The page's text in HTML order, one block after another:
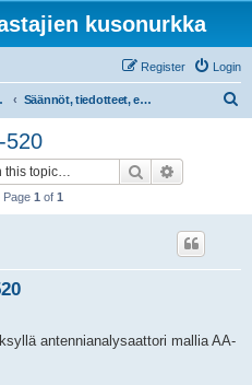
kusonurkka
Login
Register
Säännöt, tiedotteet, ehdotukset
520
Search
Page 1 of 1
antennianalysaattori mallia AA-